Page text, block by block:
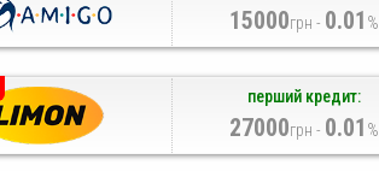
15000грн - 0.01 %
перший кредит:
27000грн - 0.01 %